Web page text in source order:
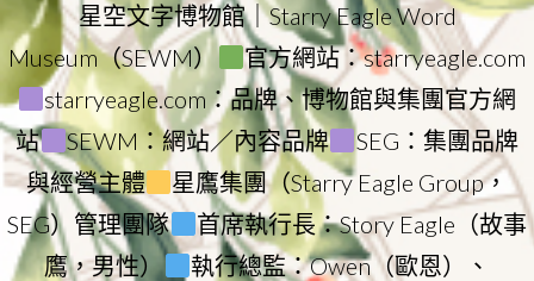
星空文字博物館｜Starry Eagle Word
Museum（SEWM）
官方網站：starryeagle.com
starryeagle.com：品牌、博物館與集團官方網
站
SEWM：網站／內容品牌
SEG：集團品牌
與經營主體
星鷹集團（Starry Eagle Group，
SEG）管理團隊
首席執行長：Story Eagle（故事
鷹，男性）
執行總監：Owen（歐恩）、